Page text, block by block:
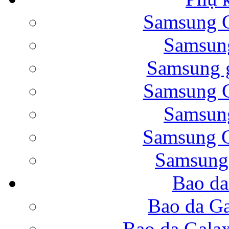
Bao da Samsung
Bao da Galaxy
Nắp lưng Samsung
Samsung
Samsung
Samsung
Bao
Bao da